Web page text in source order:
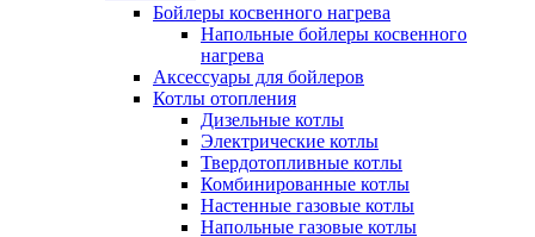
Бойлеры косвенного нагрева
Напольные бойлеры косвенного
нагрева
Аксессуары для бойлеров
Котлы отопления
Дизельные котлы
Электрические котлы
Твердотопливные котлы
Комбинированные котлы
Настенные газовые котлы
Напольные газовые котлы